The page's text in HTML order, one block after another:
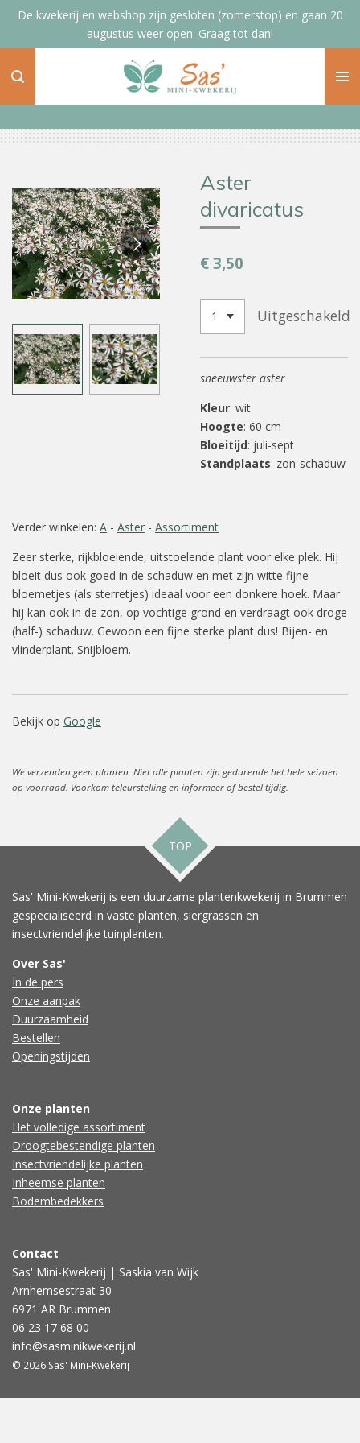
Ga
de
De kwekerij en webshop zijn gesloten (zomerstop) en gaan 20
augustus weer open. Graag tot dan!
Aster
divaricatus
€ 3,50
Uitgeschakeld
sneeuwster aster
Kleur: wit
Hoogte: 60 cm
Bloeitijd: juli-sept
Standplaats: zon-schaduw
Verder winkelen: A - Aster - Assortiment
Zeer sterke, rijkbloeiende, uitstoelende plant voor elke plek. Hij
bloeit dus ook goed in de schaduw en met zijn witte fijne
bloemetjes (als sterretjes) ideaal voor een donkere hoek. Maar
hij kan ook in de zon, op vochtige grond en verdraagt ook droge
(half-) schaduw. Gewoon een fijne sterke plant dus! Bijen- en
vlinderplant. Snijbloem.
Bekijk op Google
We verzenden geen planten. Niet alle planten zijn gedurende het hele seizoen
op voorraad. Voorkom teleurstelling en informeer of bestel tijdig.
TOP
Sas' Mini-Kwekerij is een duurzame plantenkwekerij in Brummen
gespecialiseerd in vaste planten, siergrassen en
insectvriendelijke tuinplanten.
Over Sas'
In de pers
Onze aanpak
Duurzaamheid
Bestellen
Openingstijden
Onze planten
Het volledige assortiment
Droogtebestendige planten
Insectvriendelijke planten
Inheemse planten
Bodembedekkers
Contact
Sas' Mini-Kwekerij | Saskia van Wijk
Arnhemsestraat 30
6971 AR Brummen
06 23 17 68 00
info@sasminikwekerij.nl
© 2026 Sas' Mini-Kwekerij